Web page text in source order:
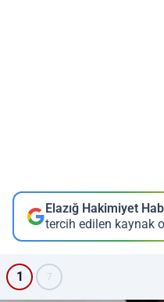
Elazığ Hakimiyet
tercih edilen kaynak
1 7